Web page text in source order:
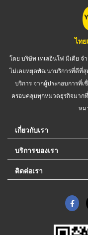
ไท
โดย บริษัท เทเลอินโฟ มีเดีย จ
ไม่เคยหยุดพัฒนาบริการที่ดีที่สุ
บริการ จากผู้ประกอบการที่
ครอบคลุมทุกหมวดธุรกิจมาก
หม
เกี่ยวกับเรา
บริการของเรา
ติดต่อเรา